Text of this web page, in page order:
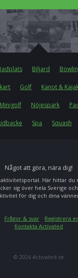
Biljard
Golf Kanot &
Minigolf Nöjespark
Spa Squash
Något att göra, nära dig!
Här hittar du
sig över hela Sverige
för dig och dina
Frågor & svar
Registrera
Kontakta Activated
© 2026 Activated.se